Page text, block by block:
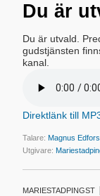
Du är
Du är utvald.
gudstjänsten
kanal.
Direktlänk till
Talare:Magnus
Utgivare:
MARIESTADPINGST